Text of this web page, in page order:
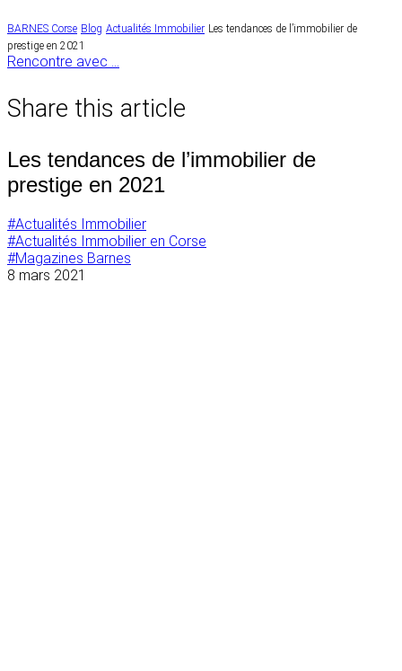
BARNES Corse Blog Actualités Immobilier Les tendances de l’immobilier de
prestige en 2021
Navigation
l’article
Rencontre avec …
Share this article
Les tendances de l’immobilier de
prestige en 2021
#Actualités Immobilier
#Actualités Immobilier en Corse
#Magazines Barnes
8 mars 2021